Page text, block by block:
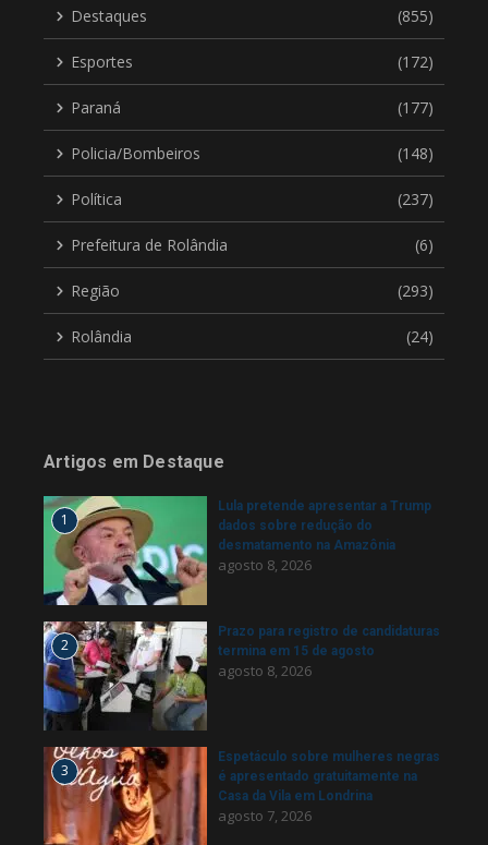
Destaques (855)
Esportes (172)
Paraná (177)
Policia/Bombeiros (148)
Política (237)
Prefeitura de Rolândia (6)
Região (293)
Rolândia (24)
Artigos em Destaque
1
Lula pretende apresentar a Trump
dados sobre redução do
desmatamento na Amazônia
agosto 8, 2026
2
Prazo para registro de candidaturas
termina em 15 de agosto
agosto 8, 2026
3
Espetáculo sobre mulheres negras
é apresentado gratuitamente na
Casa da Vila em Londrina
agosto 7, 2026